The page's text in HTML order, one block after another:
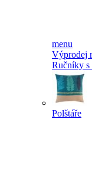
menu
Výprodej
Ručníky s
Polštáře